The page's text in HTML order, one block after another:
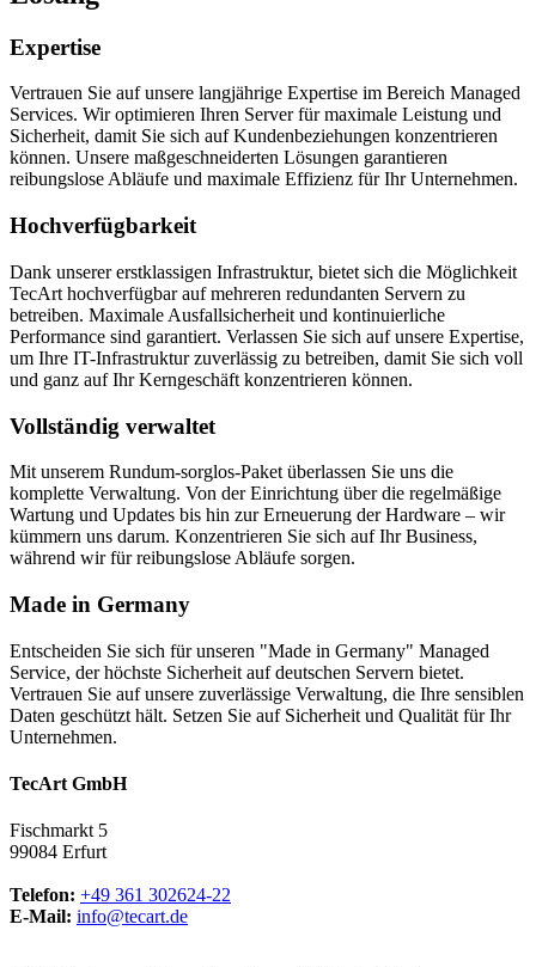
Expertise
Vertrauen Sie auf unsere langjährige Expertise im Bereich Managed
Services. Wir optimieren Ihren Server für maximale Leistung und
Sicherheit, damit Sie sich auf Kundenbeziehungen konzentrieren
können. Unsere maßgeschneiderten Lösungen garantieren
reibungslose Abläufe und maximale Effizienz für Ihr Unternehmen.
Hochverfügbarkeit
Dank unserer erstklassigen Infrastruktur, bietet sich die Möglichkeit
TecArt hochverfügbar auf mehreren redundanten Servern zu
betreiben. Maximale Ausfallsicherheit und kontinuierliche
Performance sind garantiert. Verlassen Sie sich auf unsere Expertise,
um Ihre IT-Infrastruktur zuverlässig zu betreiben, damit Sie sich voll
und ganz auf Ihr Kerngeschäft konzentrieren können.
Vollständig verwaltet
Mit unserem Rundum-sorglos-Paket überlassen Sie uns die
komplette Verwaltung. Von der Einrichtung über die regelmäßige
Wartung und Updates bis hin zur Erneuerung der Hardware – wir
kümmern uns darum. Konzentrieren Sie sich auf Ihr Business,
während wir für reibungslose Abläufe sorgen.
Made in Germany
Entscheiden Sie sich für unseren "Made in Germany" Managed
Service, der höchste Sicherheit auf deutschen Servern bietet.
Vertrauen Sie auf unsere zuverlässige Verwaltung, die Ihre sensiblen
Daten geschützt hält. Setzen Sie auf Sicherheit und Qualität für Ihr
Unternehmen.
TecArt GmbH
Fischmarkt 5
99084 Erfurt
Telefon: +49 361 302624-22
E-Mail: info@tecart.de